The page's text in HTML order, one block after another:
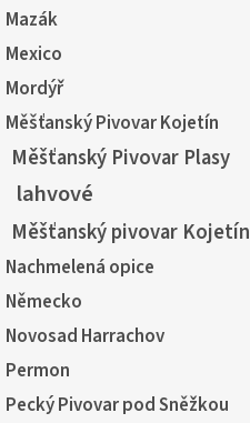
Mazák
Mexico
Mordýř
Měšťanský Pivovar Kojetín
Měšťanský Pivovar Plasy
lahvové
Měšťanský pivovar Kojetín
Nachmelená opice
Německo
Novosad Harrachov
Permon
Pecký Pivovar pod Sněžkou